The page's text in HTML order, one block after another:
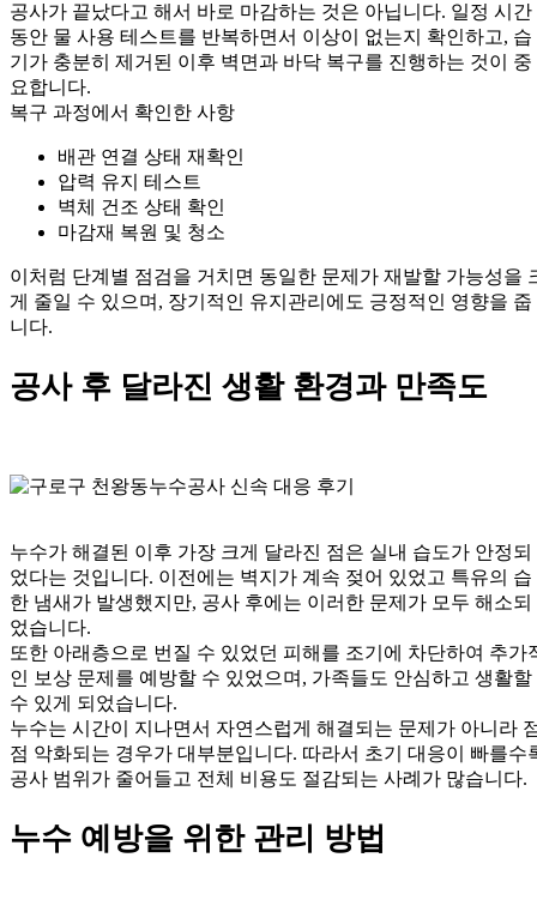
공사가 끝났다고 해서 바로 마감하는 것은 아닙니다. 일정 시간
동안 물 사용 테스트를 반복하면서 이상이 없는지 확인하고, 습
기가 충분히 제거된 이후 벽면과 바닥 복구를 진행하는 것이 중
요합니다.
복구 과정에서 확인한 사항
배관 연결 상태 재확인
압력 유지 테스트
벽체 건조 상태 확인
마감재 복원 및 청소
이처럼 단계별 점검을 거치면 동일한 문제가 재발할 가능성을
게 줄일 수 있으며, 장기적인 유지관리에도 긍정적인 영향을 줍
니다.
공사 후 달라진 생활 환경과 만족도
누수가 해결된 이후 가장 크게 달라진 점은 실내 습도가 안정되
었다는 것입니다. 이전에는 벽지가 계속 젖어 있었고 특유의 습
한 냄새가 발생했지만, 공사 후에는 이러한 문제가 모두 해소되
었습니다.
또한 아래층으로 번질 수 있었던 피해를 조기에 차단하여 추가
인 보상 문제를 예방할 수 있었으며, 가족들도 안심하고 생활할
수 있게 되었습니다.
누수는 시간이 지나면서 자연스럽게 해결되는 문제가 아니라
점 악화되는 경우가 대부분입니다. 따라서 초기 대응이 빠를수
공사 범위가 줄어들고 전체 비용도 절감되는 사례가 많습니다.
누수 예방을 위한 관리 방법